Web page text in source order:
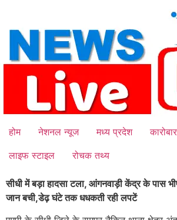
content
होम नेशनल न्यूज मध्य प्रदेश कारोबार
लाइफ स्टाइल
रोचक तथ्य
सीधी में बड़ा हादसा टला, आंगनवाड़ी केंद्र के पास
जान बची,डेढ़ घंटे तक धधकती रही लपटें